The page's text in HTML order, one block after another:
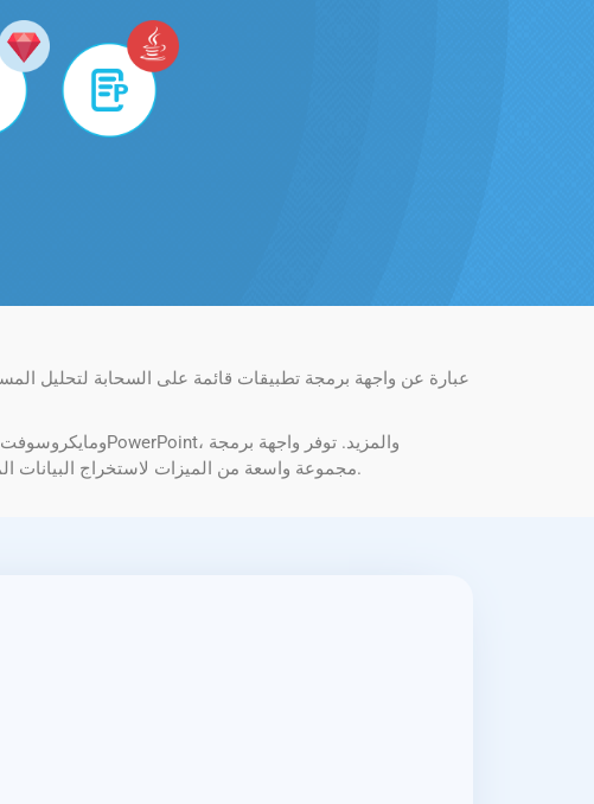
التطبيقات (API) مجموعة واسعة من الميزات لاستخراج البيانات المنظمة من المستندات، مثل النصوص والبيانات الوصفية والصور والجداول وحتى محتويات الملفات الأولية.